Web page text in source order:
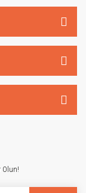
Olun!